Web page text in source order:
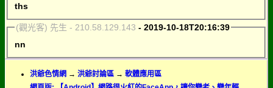
ths
(觀光客) 先生 - 210.58.129.143 - 2019-10-18T20:16:39
nn
洪爺色情網 → 洪爺討論區 → 軟體應用區